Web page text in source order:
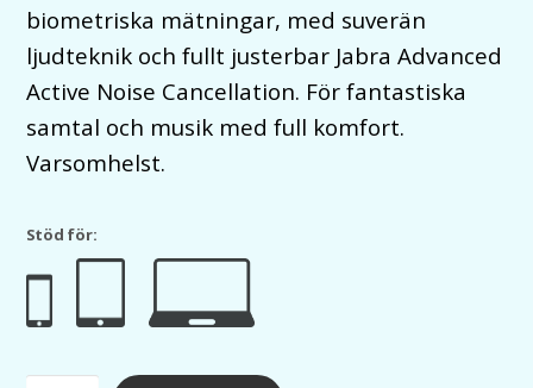
biometriska mätningar, med suverän
ljudteknik och fullt justerbar Jabra Advanced
Active Noise Cancellation. För fantastiska
samtal och musik med full komfort.
Varsomhelst.
Stöd för: